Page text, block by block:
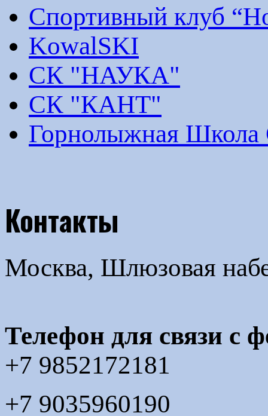
Спортивный клуб
KowalSKI
СК "НАУКА"
СК "КАНТ"
Горнолыжная Школа
Контакты
Москва, Шлюзовая
Телефон для связи с
+7 9852172181
+7 9035960190